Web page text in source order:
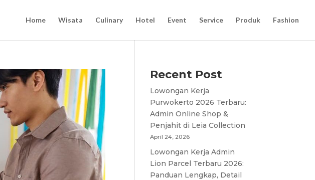
Home Wisata Culinary Hotel Event Service Produk Fashion
Recent Post
Lowongan Kerja
Purwokerto 2026 Terbaru:
Admin Online Shop &
Penjahit di Leia Collection
April 24, 2026
Lowongan Kerja Admin
Lion Parcel Terbaru 2026:
Panduan Lengkap, Detail